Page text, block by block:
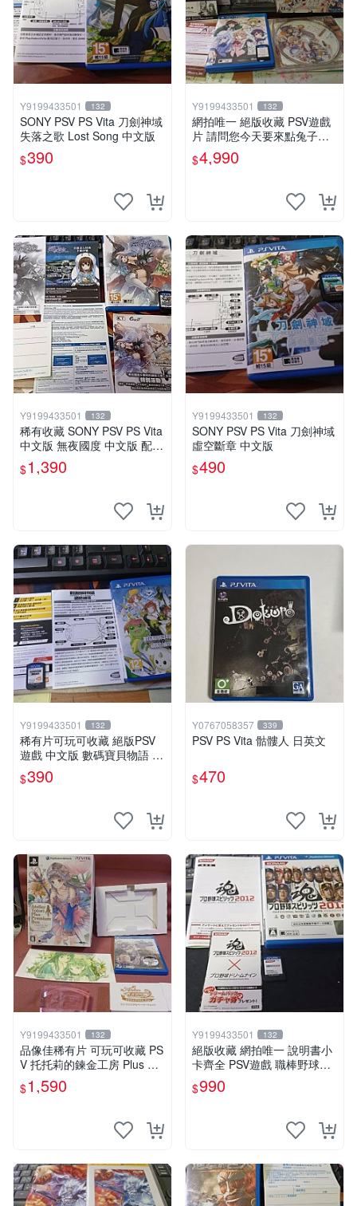
Y9199433501 132
SONY PSV PS Vita 刀劍神域
失落之歌 Lost Song 中文版
$390
Y9199433501 132
網拍唯一 絕版收藏 PSV遊戲
片 請問您今天要來點兔子嗎
初回限定版 日文
$4,990
Y9199433501 132
稀有收藏 SONY PSV PS Vita
中文版 無夜國度 中文版 配件
回函卡齊全
$1,390
Y9199433501 132
SONY PSV PS Vita 刀劍神域
虛空斷章 中文版
$490
Y9199433501 132
稀有片可玩可收藏 絕版PSV
遊戲 中文版 數碼寶貝物語 網
路偵探 中文版
$390
Y0767058357 339
PSV PS Vita 骷髏人 日英文
$470
Y9199433501 132
品像佳稀有片 可玩可收藏 PS
V 托托莉的鍊金工房 Plus 亞
蘭德的鍊金術士2 限定版 遊
戲片未拆
$1,590
Y9199433501 132
絕版收藏 網拍唯一 說明書小
卡齊全 PSV遊戲 職棒野球魂2
012日文版
$990